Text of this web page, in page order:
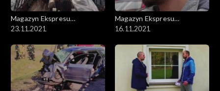
Magazyn Ekspresu
Reporterów
23.11.2021
Magazyn Ekspresu
Reporterów
16.11.2021